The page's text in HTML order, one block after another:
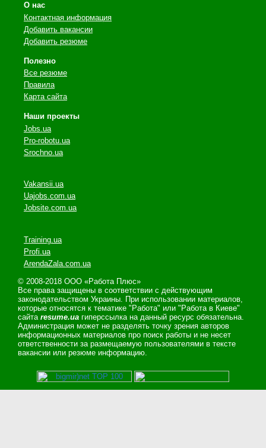
О нас
Контактная информация
Добавить вакансии
Добавить резюме
Полезно
Все резюме
Правила
Карта сайта
Наши проекты
Jobs.ua
Pro-robotu.ua
Srochno.ua
Vakansii.ua
Uajobs.com.ua
Jobsite.com.ua
Training.ua
Profi.ua
ArendaZala.com.ua
© 2008-2018 ООО «Работа Плюс»
Все права защищены в соответствии с действующим
законодательством Украины. При использовании материалов,
которые относятся к тематике "Работа" или "Работа в Киеве"
сайта resume.ua гиперссылка на данный ресурс обязательна.
Администрация может не разделять точку зрения авторов
информационных материалов про поиск работы и не несет
ответственности за размещаемую пользователями в тексте
вакансии или резюме информацию.